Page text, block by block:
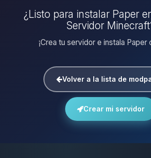
¿Listo para instalar Paper
Servidor
¡Crea tu servidor e instala Paper
Volver a la lista de
Crear mi servidor